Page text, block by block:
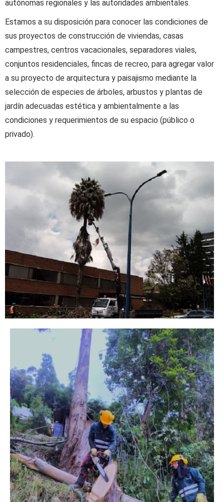
autónomas regionales y las autoridades ambientales.
Estamos a su disposición para conocer las condiciones de
sus proyectos de construcción de viviendas, casas
campestres, centros vacacionales, separadores viales,
conjuntos residenciales, fincas de recreo, para agregar valor
a su proyecto de arquitectura y paisajismo mediante la
selección de especies de árboles, arbustos y plantas de
jardín adecuadas estética y ambientalmente a las
condiciones y requerimientos de su espacio (público o
privado).